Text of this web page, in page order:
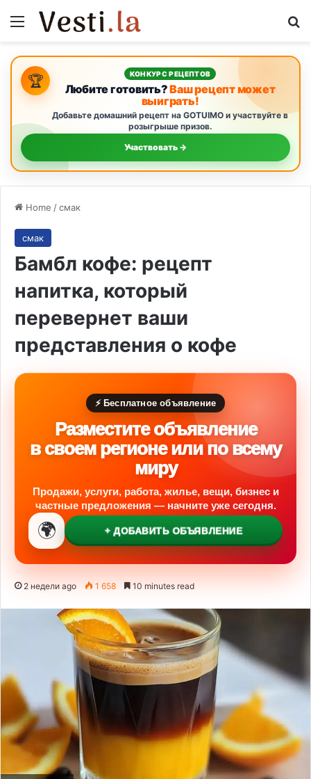
Menu
🏆 КОНКУРС РЕЦЕПТОВ
Любите готовить?Ваш рецепт может
выиграть!
Добавьте домашний рецепт на GOTUIMO и участвуйте в
розыгрыше призов.
Участвовать →
Home /смак
смак
Бамбл кофе: рецепт
напитка, который
перевернет ваши
представления о кофе
⚡ Бесплатное объявление
Разместите объявление
в своем регионе или по всему
миру
Продажи, услуги, работа, жилье, вещи, бизнес и
частные предложения — начните уже сегодня.
🌍 + ДОБАВИТЬ ОБЪЯВЛЕНИЕ
2 недели ago 1 658 10 minutes read